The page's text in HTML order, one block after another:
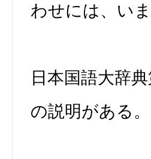
わせには、い
日本国語大辞
の説明がある。